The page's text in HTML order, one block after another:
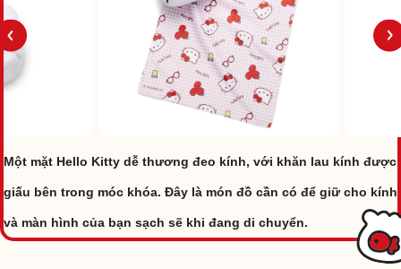
Một mặt Hello Kitty dễ thương đeo kính, với khăn lau kính được
giấu bên trong móc khóa. Đây là món đồ cần có để giữ cho kính
và màn hình của bạn sạch sẽ khi đang di chuyển.